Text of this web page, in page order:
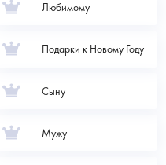
Любимому
Подарки к Новому Году
Сыну
Мужу